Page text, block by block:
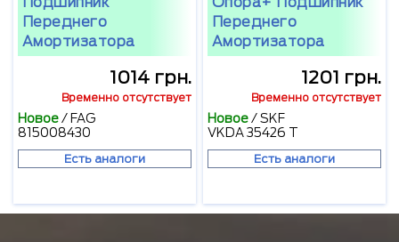
Переднего
Амортизатора
1014 грн.
Временно отсутствует
Новое/ FAG
815008430
Есть аналоги
Переднего
Амортизатора
1201 грн.
Временно отсутствует
Новое/SKF
VKDA 35426 T
Есть аналоги